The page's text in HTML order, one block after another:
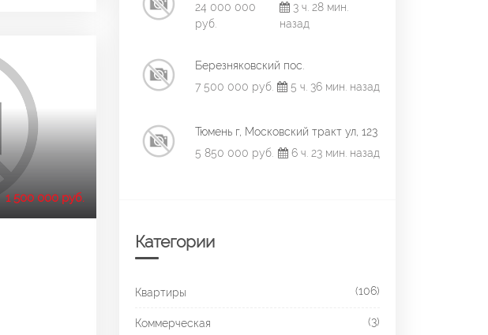
1 500 000 руб.
24 000 000
руб.
3 ч. 28 мин.
назад
Березняковский пос.
7 500 000 руб.
5 ч. 36 мин. назад
Тюмень г, Московский тракт ул, 123
5 850 000 руб.
6 ч. 23 мин. назад
Категории
Квартиры (106)
Коммерческая (3)